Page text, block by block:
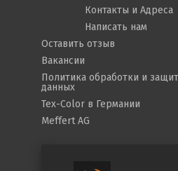
Контакты и Адреса
Написать нам
Оставить отзыв
Вакансии
Политика обработки и
данных
Tex-Color в Германии
Meffert AG